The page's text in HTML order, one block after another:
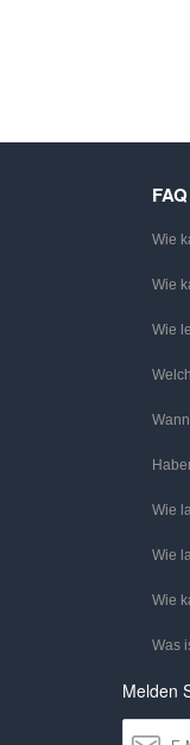
FAQ
Wie
Wie
Wie
Wie
Wie
Wie
Was
Melden